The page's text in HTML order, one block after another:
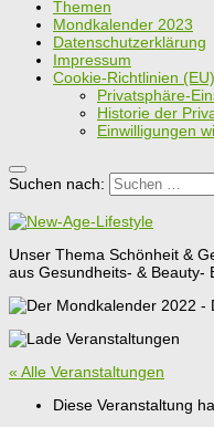
Themen
Mondkalender 2023
Datenschutzerklärung
Impressum
Cookie-Richtlinien (EU)
Privatsphäre-
Historie der
Einwilligungen
Suchen nach:
Unser Thema Schönheit &
aus Gesundheits- & Beauty-
« Alle Veranstaltungen
Diese Veranstaltung